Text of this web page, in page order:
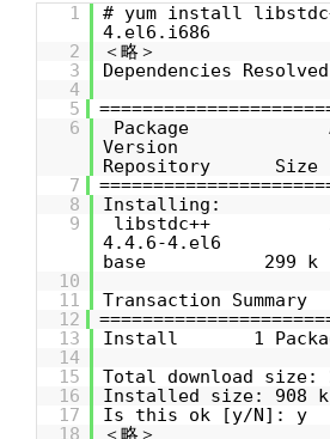
1
# yum install
4.el6.i686
2
＜略＞
3
Dependencies Resolved
4
5
6
Version
Repository Size
7
8
Installing:
9
4.4.6-4.el6
base 299 k
10
11
Transaction Summary
12
13
Install 1
14
15
Total download size:
16
Installed size: 908 k
17
Is this ok [y/N]: y
18
＜略＞